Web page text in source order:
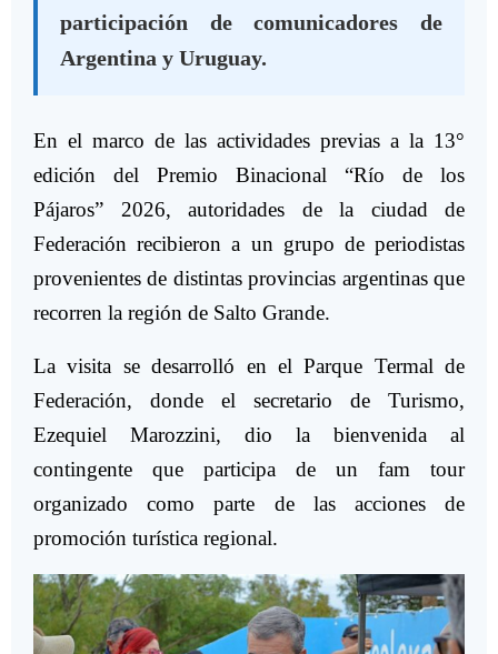
participación de comunicadores de
Argentina y Uruguay.
En el marco de las actividades previas a la 13°
edición del Premio Binacional “Río de los
Pájaros” 2026, autoridades de la ciudad de
Federación recibieron a un grupo de periodistas
provenientes de distintas provincias argentinas que
recorren la región de Salto Grande.
La visita se desarrolló en el Parque Termal de
Federación, donde el secretario de Turismo,
Ezequiel Marozzini, dio la bienvenida al
contingente que participa de un fam tour
organizado como parte de las acciones de
promoción turística regional.